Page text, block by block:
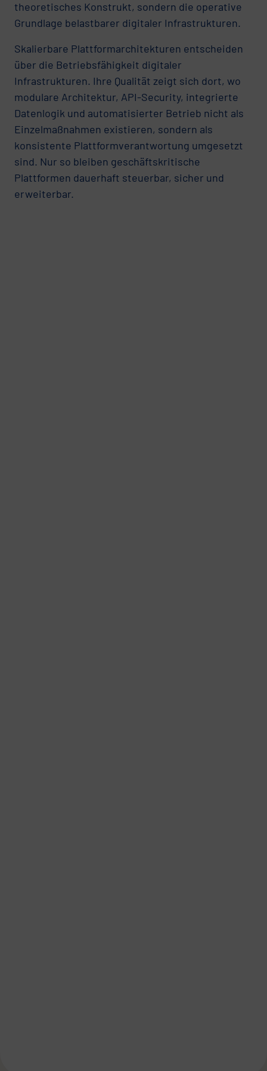
theoretisches Konstrukt, sondern die operative
Grundlage belastbarer digitaler Infrastrukturen.
Skalierbare Plattformarchitekturen entscheiden
über die Betriebsfähigkeit digitaler
Infrastrukturen. Ihre Qualität zeigt sich dort, wo
modulare Architektur, API-Security, integrierte
Datenlogik und automatisierter Betrieb nicht als
Einzelmaßnahmen existieren, sondern als
konsistente Plattformverantwortung umgesetzt
sind. Nur so bleiben geschäftskritische
Plattformen dauerhaft steuerbar, sicher und
erweiterbar.